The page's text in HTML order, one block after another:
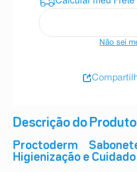
Descrição do Produto
Proctoderm
Higienização e
Não sei